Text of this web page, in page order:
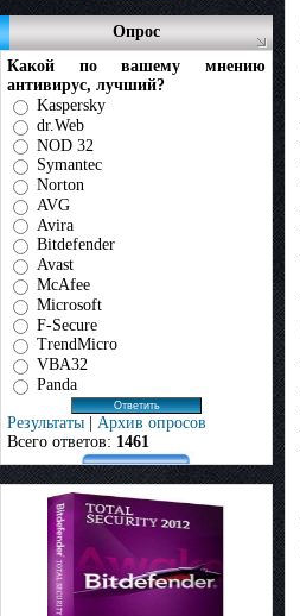
Опрос
Какой по вашему мнению
антивирус, лучший?
Kaspersky
dr.Web
NOD 32
Symantec
Norton
AVG
Avira
Bitdefender
Avast
McAfee
Microsoft
F-Secure
TrendMicro
VBA32
Panda
Результаты | Архив опросов
Всего ответов: 1461